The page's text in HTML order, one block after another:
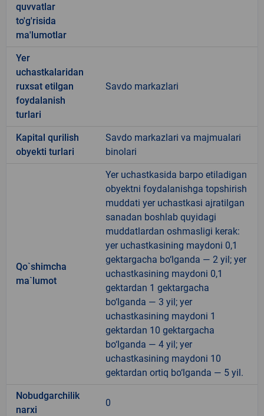
quvvatlar
to'g'risida
ma'lumotlar
Yer
uchastkalaridan
ruxsat etilgan
foydalanish
turlari
Savdo markazlari
Kapital qurilish
obyekti turlari
Savdo markazlari va majmualari
binolari
Qo`shimcha
ma`lumot
Yer uchastkasida barpo etiladigan
obyektni foydalanishga topshirish
muddati yer uchastkasi ajratilgan
sanadan boshlab quyidagi
muddatlardan oshmasligi kerak:
yer uchastkasining maydoni 0,1
gektargacha bo‘lganda — 2 yil; yer
uchastkasining maydoni 0,1
gektardan 1 gektargacha
bo‘lganda — 3 yil; yer
uchastkasining maydoni 1
gektardan 10 gektargacha
bo‘lganda — 4 yil; yer
uchastkasining maydoni 10
gektardan ortiq bo‘lganda — 5 yil.
Nobudgarchilik
narxi
0